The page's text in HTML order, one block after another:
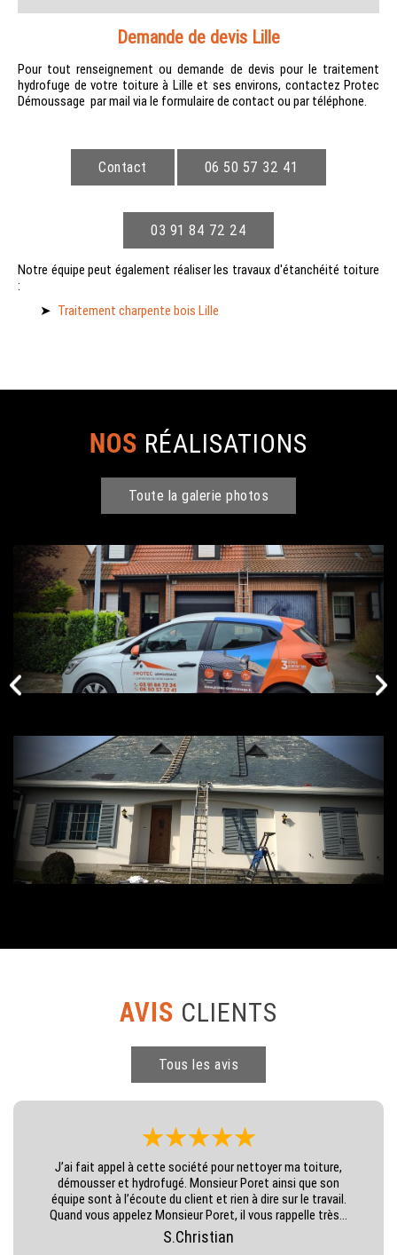
Demande de devis Lille
Pour tout renseignement ou demande de devis pour le traitement
hydrofuge de votre toiture à Lille et ses environs, contactez Protec
Démoussage par mail via le formulaire de contact ou par téléphone.
Contact 06 50 57 32 41
03 91 84 72 24
Notre équipe peut également réaliser les travaux d'étanchéité toiture
:
Traitement charpente bois Lille
NOS RÉALISATIONS
Toute la galerie photos
AVIS CLIENTS
Tous les avis
J’ai fait appel à cette société pour nettoyer ma toiture,
démousser et hydrofugé. Monsieur Poret ainsi que son
équipe sont à l’écoute du client et rien à dire sur le travail.
Quand vous appelez Monsieur Poret, il vous rappelle très...
S.Christian